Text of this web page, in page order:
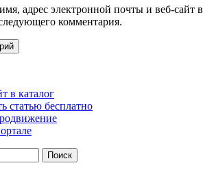
адрес электронной почты и веб-сайт в
комментария.
в каталог
статью бесплатно